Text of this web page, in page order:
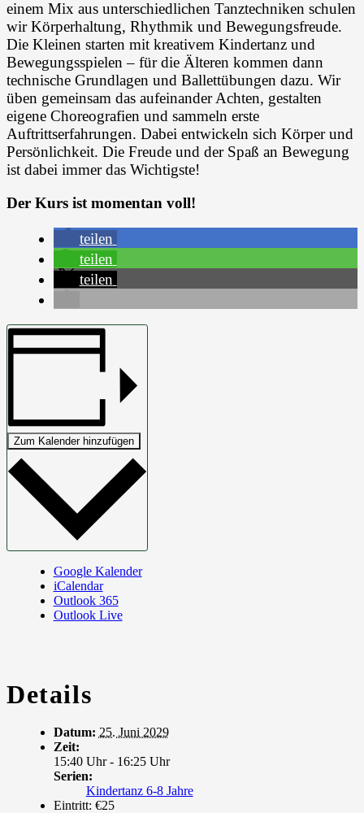
einem Mix aus unterschiedlichen Tanztechniken schulen
wir Körperhaltung, Rhythmik und Bewegungsfreude.
Die Kleinen starten mit kreativem Kindertanz und
Bewegungsspielen – für die Älteren kommen dann
technische Grundlagen und Ballettübungen dazu. Wir
üben gemeinsam das aufeinander Achten, gestalten
eigene Choreografien und sammeln erste
Auftrittserfahrungen. Dabei entwickeln sich Körper und
Persönlichkeit. Die Freude und der Spaß an Bewegung
ist dabei immer das Wichtigste!
Der Kurs ist momentan voll!
teilen
teilen
teilen
Zum Kalender hinzufügen
Google Kalender
iCalendar
Outlook 365
Outlook Live
Details
Datum: 25. Juni 2029
Zeit:
15:40 Uhr - 16:25 Uhr
Serien:
Kindertanz 6-8 Jahre
Eintritt: €25